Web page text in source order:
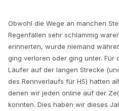
Obwohl die Wege an manchen
Regenfällen sehr schlammig
erinnerten, wurde niemand
ging verloren oder ging unter. Für
Läufer auf der langen Strecke
des Rennverlaufs für HS) hatten
denen wir jeden online auf der
konnten. Dies haben wir dieses